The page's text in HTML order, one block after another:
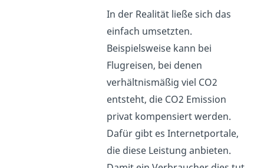
In der Realität ließe sich das
einfach umsetzten.
Beispielsweise kann bei
Flugreisen, bei denen
verhältnismäßig viel CO2
entsteht, die CO2 Emission
privat kompensiert werden.
Dafür gibt es Internetportale,
die diese Leistung anbieten.